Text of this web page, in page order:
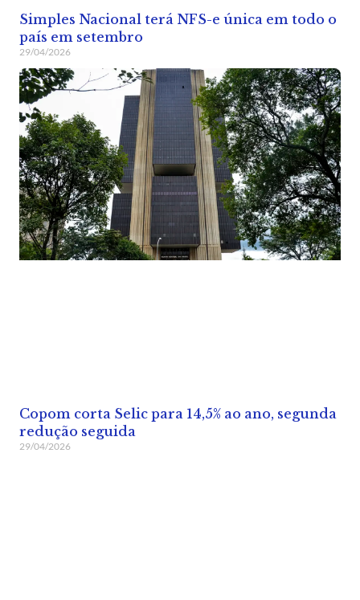
Simples Nacional terá NFS-e única em todo o
país em setembro
29/04/2026
Copom corta Selic para 14,5% ao ano, segunda
redução seguida
29/04/2026